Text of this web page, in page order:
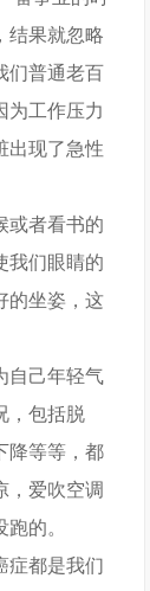
结果就忽略
们普通老百
为工作压力
出现了急性
或者看书的
我们眼睛的
的坐姿，这
自己年轻气
，包括脱
降等等，都
，爱吹空调
的。
症都是我们